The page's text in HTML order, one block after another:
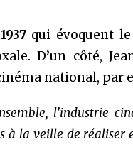
qui évoquent
D’un côté,
national, par
l’industrie
la veille de réaliser